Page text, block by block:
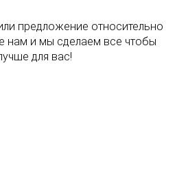
предложение относительно
нам и мы сделаем все чтобы
для вас!